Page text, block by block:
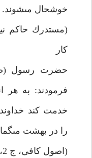
خوشحال مى‏شوند.
كار
حضرت رسول
فرمودند: به هر
خدمت كند
را در بهشت
(اصول كافى، ج 2، ص 207). ثواب پس از مرگ‏